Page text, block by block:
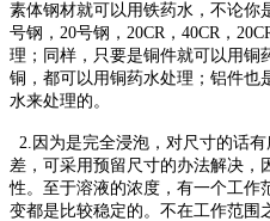
素体钢材就可以用铁药水，不论你
号钢，20号钢，20CR，40CR，
理；同样，只要是铜件就可以用铜
铜，都可以用铜药水处理；铝件也
水来处理的。
2.因为是完全浸泡，对尺寸的话
差，可采用预留尺寸的办法解决，
性。至于溶液的浓度，有一个工作
变都是比较稳定的。不在工作范围